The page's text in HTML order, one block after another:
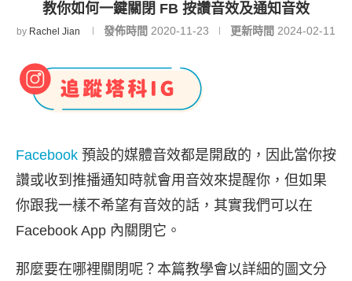
教你如何一鍵關閉 FB 按讚音效及通知音效
by Rachel Jian 發佈時間 2020-11-23 更新時間 2024-02-11
Facebook 預設的媒體音效都是開啟的，因此當你按
讚或收到推播通知時就會用音效來提醒你，但如果
你跟我一樣不希望有音效的話，其實我們可以在
Facebook App 內關閉它。
那麼要在哪裡關閉呢？本篇教學會以詳細的圖文分